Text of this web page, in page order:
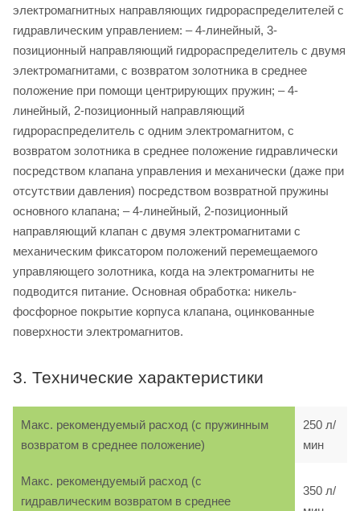
электромагнитных направляющих гидрораспределителей с
гидравлическим управлением: – 4-линейный, 3-
позиционный направляющий гидрораспределитель с двумя
электромагнитами, с возвратом золотника в среднее
положение при помощи центрирующих пружин; – 4-
линейный, 2-позиционный направляющий
гидрораспределитель с одним электромагнитом, с
возвратом золотника в среднее положение гидравлически
посредством клапана управления и механически (даже при
отсутствии давления) посредством возвратной пружины
основного клапана; – 4-линейный, 2-позиционный
направляющий клапан с двумя электромагнитами с
механическим фиксатором положений перемещаемого
управляющего золотника, когда на электромагниты не
подводится питание. Основная обработка: никель-
фосфорное покрытие корпуса клапана, оцинкованные
поверхности электромагнитов.
3. Технические характеристики
Макс. рекомендуемый расход (с пружинным
возвратом в среднее положение)
250 л/
мин
Макс. рекомендуемый расход (с
гидравлическим возвратом в среднее
350 л/